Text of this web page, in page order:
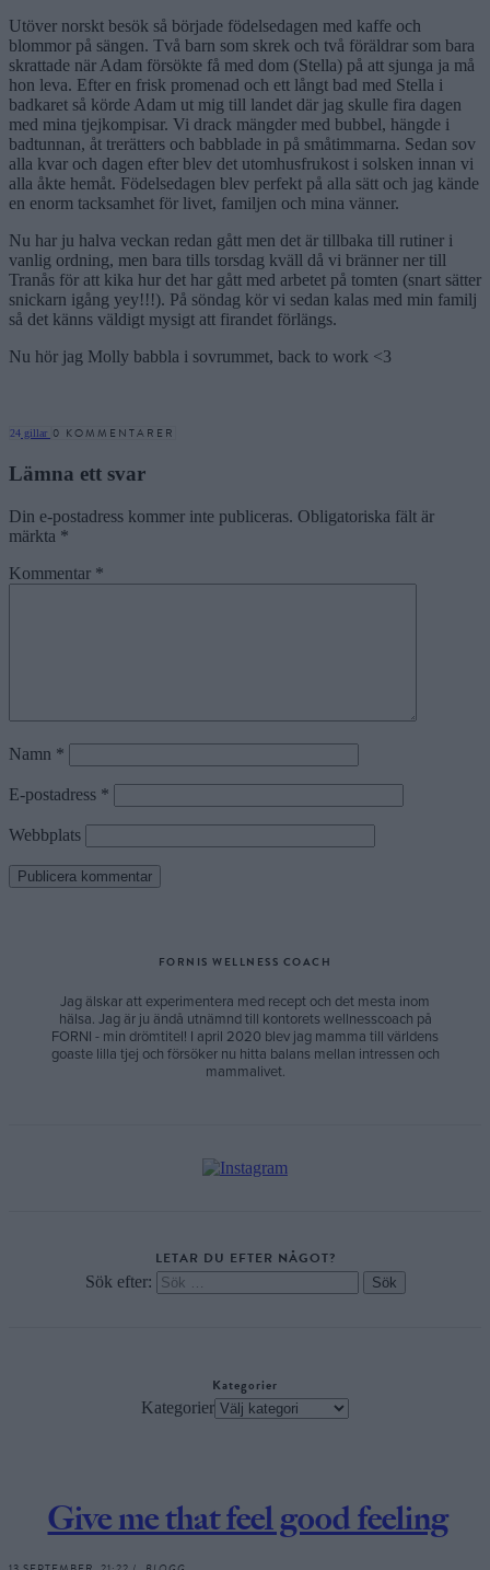
Utöver norskt besök så började födelsedagen med kaffe och
blommor på sängen. Två barn som skrek och två föräldrar som bara
skrattade när Adam försökte få med dom (Stella) på att sjunga ja må
hon leva. Efter en frisk promenad och ett långt bad med Stella i
badkaret så körde Adam ut mig till landet där jag skulle fira dagen
med mina tjejkompisar. Vi drack mängder med bubbel, hängde i
badtunnan, åt trerätters och babblade in på småtimmarna. Sedan sov
alla kvar och dagen efter blev det utomhusfrukost i solsken innan vi
alla åkte hemåt. Födelsedagen blev perfekt på alla sätt och jag kände
en enorm tacksamhet för livet, familjen och mina vänner.
Nu har ju halva veckan redan gått men det är tillbaka till rutiner i
vanlig ordning, men bara tills torsdag kväll då vi bränner ner till
Tranås för att kika hur det har gått med arbetet på tomten (snart sätter
snickarn igång yey!!!). På söndag kör vi sedan kalas med min familj
så det känns väldigt mysigt att firandet förlängs.
Nu hör jag Molly babbla i sovrummet, back to work <3
24 gillar 0 KOMMENTARER
Lämna ett svar
Din e-postadress kommer inte publiceras. Obligatoriska fält är
märkta *
Kommentar *
Namn *
E-postadress *
Webbplats
FORNIS WELLNESS COACH
Jag älskar att experimentera med recept och det mesta inom
hälsa. Jag är ju ändå utnämnd till kontorets wellnesscoach på
FORNI - min drömtitel! I april 2020 blev jag mamma till världens
goaste lilla tjej och försöker nu hitta balans mellan intressen och
mammalivet.
LETAR DU EFTER NÅGOT?
Sök efter:
Kategorier
Kategorier
Give me that feel good feeling